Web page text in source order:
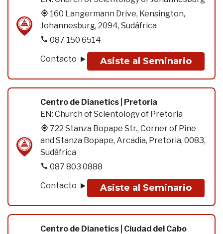
160 Langermann Drive, Kensington,
Johannesburg, 2094, Sudáfrica
087 150 6514
Contacto
Asiste al Seminario
Centro de Dianetics | Pretoria
EN: Church of Scientology of Pretoria
722 Stanza Bopape Str., Corner of Pine
and Stanza Bopape, Arcadia, Pretoria, 0083,
Sudáfrica
087 803 0888
Contacto
Asiste al Seminario
Centro de Dianetics | Ciudad del Cabo